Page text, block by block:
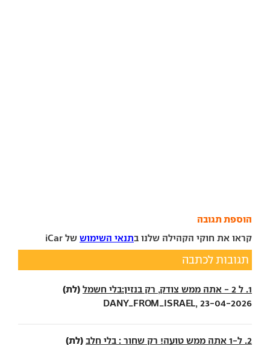
הוספת תגובה
קראו את חוקי הקהילה שלנו בתנאי השימוש של iCar
תגובות לכתבה
1. ל 2 - אתה ממש צודק, רק בנזין:בלי חשמל (לת)
DANY_FROM_ISRAEL, 23-04-2026
2. ל-1 אתה ממש טועה! רק שחור : בלי חלב (לת)